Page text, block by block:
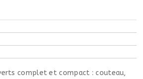
complet et compact : couteau,